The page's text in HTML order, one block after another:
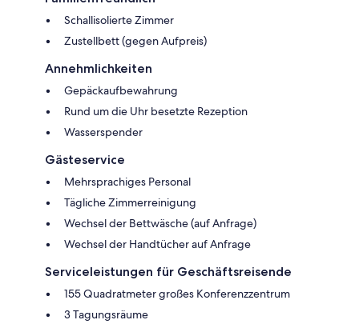
Schallisolierte Zimmer
Zustellbett (gegen Aufpreis)
Annehmlichkeiten
Gepäckaufbewahrung
Rund um die Uhr besetzte Rezeption
Wasserspender
Gästeservice
Mehrsprachiges Personal
Tägliche Zimmerreinigung
Wechsel der Bettwäsche (auf Anfrage)
Wechsel der Handtücher auf Anfrage
Serviceleistungen für Geschäftsreisende
155 Quadratmeter großes Konferenzzentrum
3 Tagungsräume